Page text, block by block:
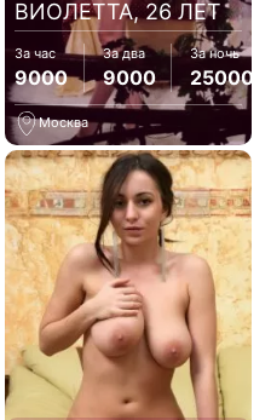
ВИОЛЕТТА, 26 ЛЕТ
За час
9000
За два
9000
За ночь
25000
Москва